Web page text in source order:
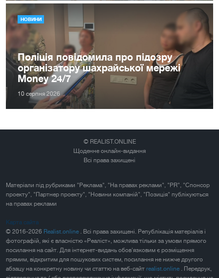
НОВИНИ
Поліція повідомила про підозру
організатору шахрайської мережі
Money 24/7
10 серпня 2026
© REALIST.ONLINE
Щоденне онлайн-видання
Всі права захищені
Матеріали під рубриками "Реклама", "На правах реклами", "PR", "Спонсор
проекту", "Партнер проекту", "Новини компаній", "Позиція" публікуються
на правах реклами
Карта сайта
© 2016-2026 Realist.online
. Всі права захищені. Републікація матеріалів і
фотографій, які є власністю «Реаліст», можлива тільки за умови прямого
посилання на сайт. Для інтернет-видань обов'язковим є розміщення
прямим, відкритим для пошукових систем, посилання не нижче другого
абзацу на конкретну новину чи статтю на веб-сайт realist.online
. Передрук,